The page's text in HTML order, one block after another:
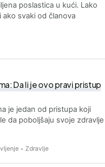
poslastica u kući. Lako
ako svaki od članova
Da li je ovo pravi pristup
je jedan od pristupa koji
da poboljšaju svoje zdravlje
Zdravlje